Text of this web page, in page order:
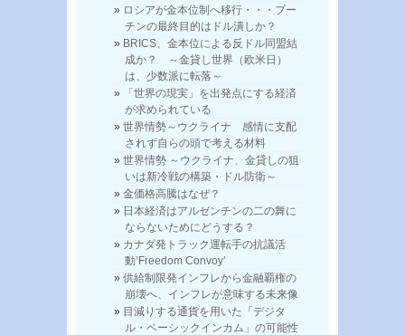
ロシアが金本位制へ移行・・・プー
チンの最終目的はドル潰しか？
BRICS、金本位による反ドル同盟結
成か？ ～金貸し世界（欧米日）
は、少数派に転落～
「世界の現実」を出発点にする経済
が求められている
世界情勢～ウクライナ 感情に支配
されず自らの頭で考える材料
世界情勢 ～ウクライナ、金貸しの狙
いは新冷戦の構築・ドル防衛～
金価格高騰はなぜ？
日本経済はアルゼンチンの二の舞に
ならないためにどうする？
カナダ発トラック運転手の抗議活
動’Freedom Convoy’
供給制限発インフレから金融覇権の
崩壊へ、インフレが意味する未来像
目減りする通貨を用いた「デジタ
ル・ベーシックインカム」の可能性